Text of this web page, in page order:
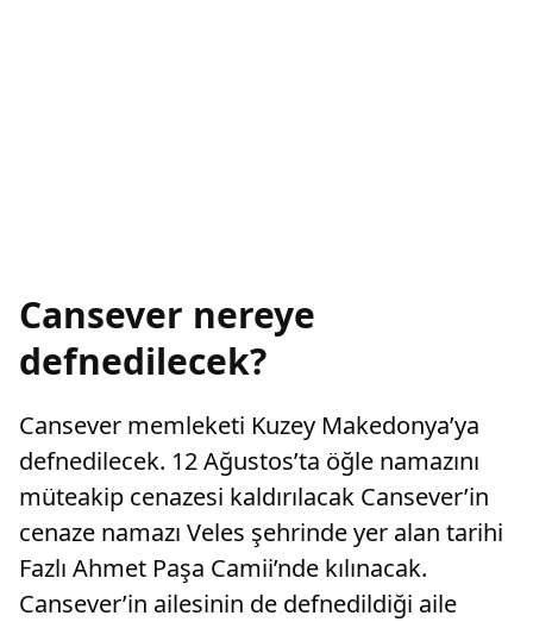
Cansever nereye
defnedilecek?
Cansever memleketi Kuzey Makedonya’ya
defnedilecek. 12 Ağustos’ta öğle namazını
müteakip cenazesi kaldırılacak Cansever’in
cenaze namazı Veles şehrinde yer alan tarihi
Fazlı Ahmet Paşa Camii’nde kılınacak.
Cansever’in ailesinin de defnedildiği aile